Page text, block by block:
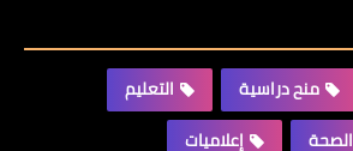
منح دراسية
التعليم
الصحة إعلاميات